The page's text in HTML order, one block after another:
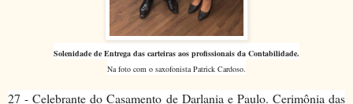
Solenidade de Entrega das carteiras aos profissionais da Contabilidade.
Na foto com o saxofonista Patrick Cardoso.
27 - Celebrante do Casamento de Darlania e Paulo. Cerimônia das